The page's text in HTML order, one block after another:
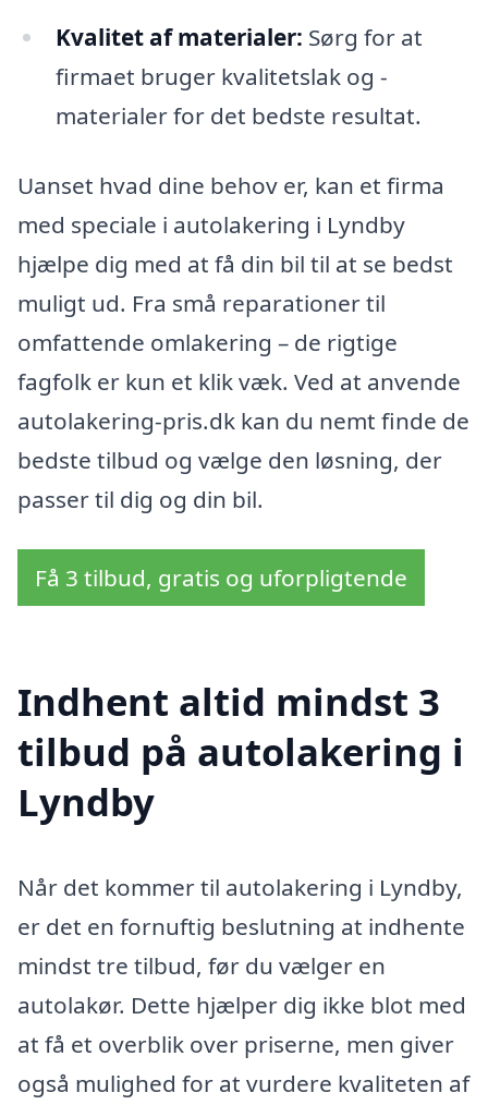
Kvalitet af materialer: Sørg for at
firmaet bruger kvalitetslak og -
materialer for det bedste resultat.
Uanset hvad dine behov er, kan et firma
med speciale i autolakering i Lyndby
hjælpe dig med at få din bil til at se bedst
muligt ud. Fra små reparationer til
omfattende omlakering – de rigtige
fagfolk er kun et klik væk. Ved at anvende
autolakering-pris.dk kan du nemt finde de
bedste tilbud og vælge den løsning, der
passer til dig og din bil.
Få 3 tilbud, gratis og uforpligtende
Indhent altid mindst 3
tilbud på autolakering i
Lyndby
Når det kommer til autolakering i Lyndby,
er det en fornuftig beslutning at indhente
mindst tre tilbud, før du vælger en
autolakør. Dette hjælper dig ikke blot med
at få et overblik over priserne, men giver
også mulighed for at vurdere kvaliteten af